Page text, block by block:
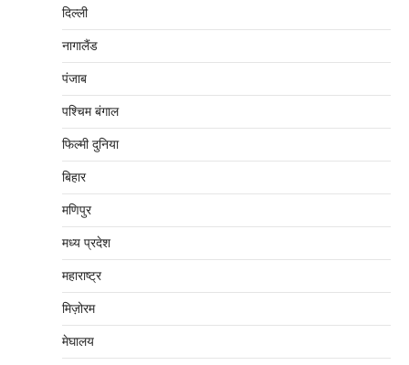
दिल्‍ली
नागालैंड
पंजाब
पश्चिम बंगाल
फिल्मी दुनिया
बिहार
मणिपुर
मध्‍य प्रदेश
महाराष्‍ट्र
मिज़ोरम
मेघालय